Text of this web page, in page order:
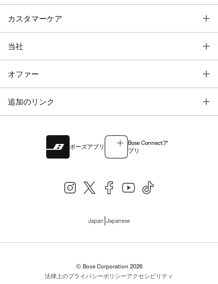
カスタマーケア
当社
オファー
追加のリンク
ボーズアプリ
Bose Connectア
プリ
Japan Japanese
© Bose Corporation 2026
法律上のプライバシーポリシーアクセシビリティ